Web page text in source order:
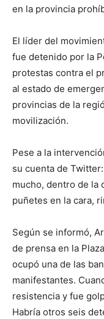
en la provincia
El líder del
fue detenido por la
protestas contra el
al estado de
provincias de la
movilización.
Pese a la
su cuenta de
mucho, dentro de la
puñetes en la cara,
Según se informó,
de prensa en la
ocupó una de las
manifestantes.
resistencia y fue
Habría otros seis